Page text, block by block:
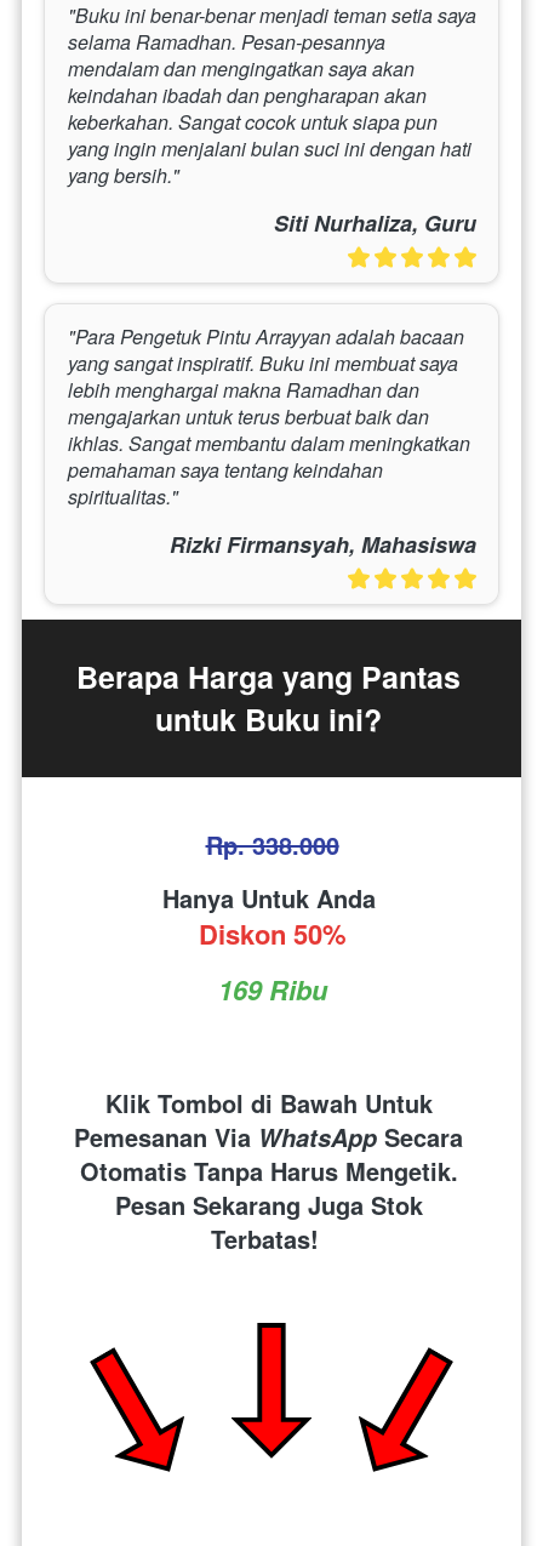
"Buku ini benar-benar menjadi teman setia saya
selama Ramadhan. Pesan-pesannya
mendalam dan mengingatkan saya akan
keindahan ibadah dan pengharapan akan
keberkahan. Sangat cocok untuk siapa pun
yang ingin menjalani bulan suci ini dengan hati
yang bersih."
Siti Nurhaliza, Guru
"Para Pengetuk Pintu Arrayyan adalah bacaan
yang sangat inspiratif. Buku ini membuat saya
lebih menghargai makna Ramadhan dan
mengajarkan untuk terus berbuat baik dan
ikhlas. Sangat membantu dalam meningkatkan
pemahaman saya tentang keindahan
spiritualitas."
Rizki Firmansyah, Mahasiswa
Berapa Harga yang Pantas
untuk Buku ini?
Rp. 338.000
Hanya Untuk Anda
Diskon 50%
169 Ribu
Klik Tombol di Bawah Untuk
Pemesanan Via WhatsApp Secara
Otomatis Tanpa Harus Mengetik.
Pesan Sekarang Juga Stok
Terbatas!